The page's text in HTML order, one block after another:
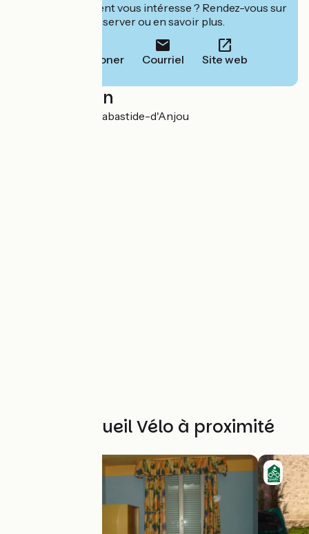
Cet établissement vous intéresse ? Rendez-vous sur
leur site pour réserver ou en savoir plus.
Téléphoner Courriel Site web
Localisation
En Gaubel 11320 Labastide-d'Anjou
Autres Accueil Vélo à proximité